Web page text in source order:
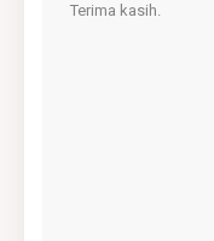
Terima kasih.